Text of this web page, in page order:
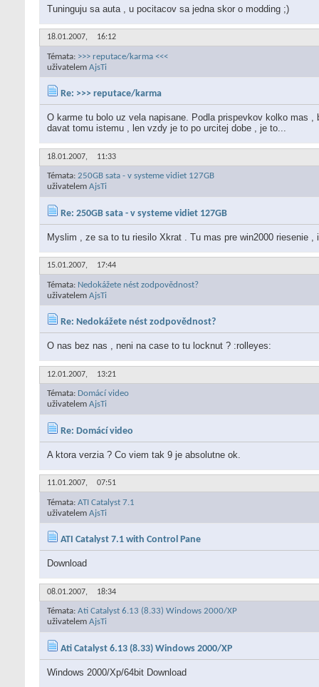
Tuninguju sa auta , u pocitacov sa jedna skor o modding ;)
18.01.2007, 16:12
Témata: >>> reputace/karma <<<
uživatelem AjsTi
Re: >>> reputace/karma
O karme tu bolo uz vela napisane. Podla prispevkov kolko mas
davat tomu istemu , len vzdy je to po urcitej dobe , je to...
18.01.2007, 11:33
Témata: 250GB sata - v systeme vidiet 127GB
uživatelem AjsTi
Re: 250GB sata - v systeme vidiet 127GB
Myslim , ze sa to tu riesilo Xkrat . Tu mas pre win2000 riesenie
15.01.2007, 17:44
Témata: Nedokážete nést zodpovědnost?
uživatelem AjsTi
Re: Nedokážete nést zodpovědnost?
O nas bez nas , neni na case to tu locknut ? :rolleyes:
12.01.2007, 13:21
Témata: Domácí video
uživatelem AjsTi
Re: Domácí video
A ktora verzia ? Co viem tak 9 je absolutne ok.
11.01.2007, 07:51
Témata: ATI Catalyst 7.1
uživatelem AjsTi
ATI Catalyst 7.1 with Control Pane
Download
08.01.2007, 18:34
Témata: Ati Catalyst 6.13 (8.33) Windows 2000/XP
uživatelem AjsTi
Ati Catalyst 6.13 (8.33) Windows 2000/XP
Windows 2000/Xp/64bit Download